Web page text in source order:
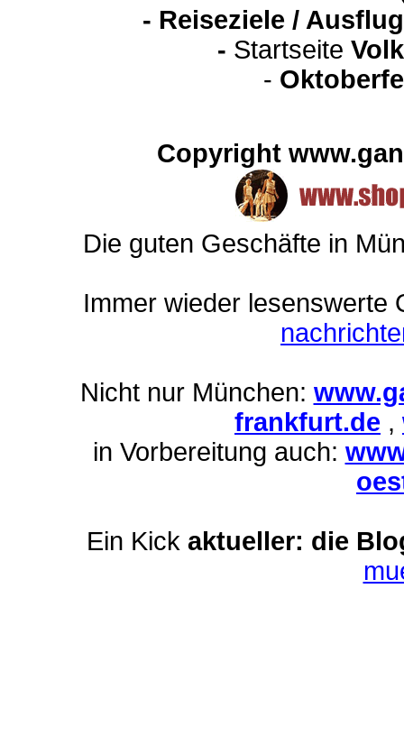
- Reiseziele /
- Startseite
-
Copyright
Die guten Geschäfte in
Immer wieder lesenswerte
Nicht nur München:
frankfurt.de ,
in Vorbereitung auch:
Ein Kick aktueller: die